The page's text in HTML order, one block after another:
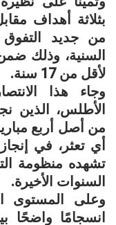
بثلاثة أهداف
من جديد
السنية، وذلك
لأقل من 17 سنة.
وجاء هذا
الأطلس، الذين
من أصل أربع
أي تعثر، في
تشهده منظومة
السنوات الأخيرة.
وعلى المستوى
انسجامًا واضحًا